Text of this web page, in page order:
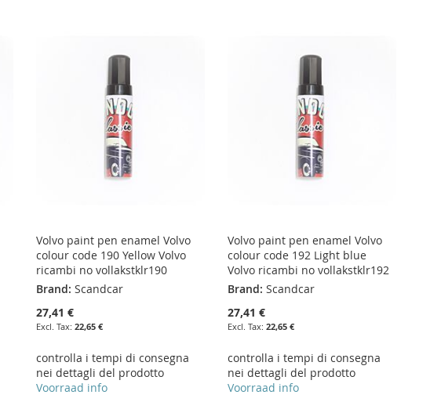
Volvo paint pen enamel Volvo
colour code 190 Yellow Volvo
ricambi no vollakstklr190
Brand: Scandcar
27,41 €
22,65 €
controlla i tempi di consegna
nei dettagli del prodotto
Voorraad info
Volvo paint pen enamel Volvo
colour code 192 Light blue
Volvo ricambi no vollakstklr192
Brand: Scandcar
27,41 €
22,65 €
controlla i tempi di consegna
nei dettagli del prodotto
Voorraad info